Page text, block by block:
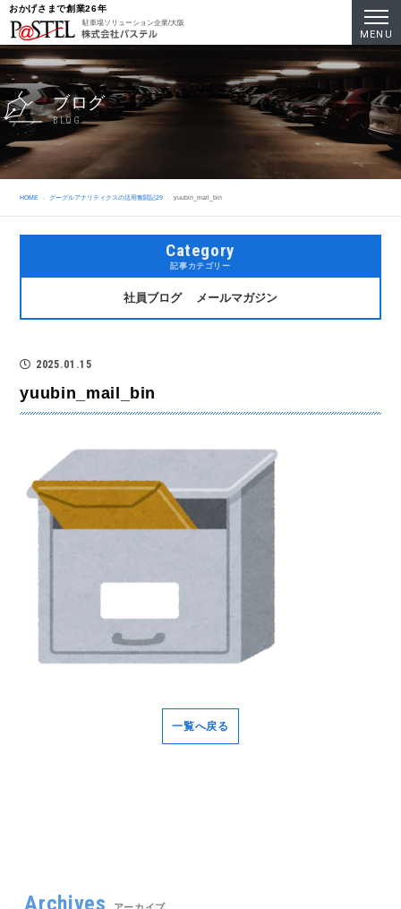
おかげさまで創業26年
駐車場ソリューション企業/大阪
ブログ
BLOG
HOME グーグルアナリティクスの活用奮闘記29 yuubin_mail_bin
Category
記事カテゴリー
社員ブログ メールマガジン
2025.01.15
yuubin_mail_bin
一覧へ戻る
Archives
MENU